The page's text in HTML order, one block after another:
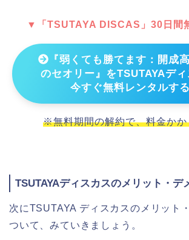
▼「TSUTAYA DISCAS」30日間
『弱くても勝てます：開成
のセオリー』をTSUTAYAデ
今すぐ無料レンタルする
※無料期間の解約で、料金かか
TSUTAYAディスカスのメリット・デ
次にTSUTAYA ディスカスのメリット
ついて、みていきましょう。